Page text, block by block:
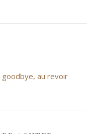
goodbye, au revoir